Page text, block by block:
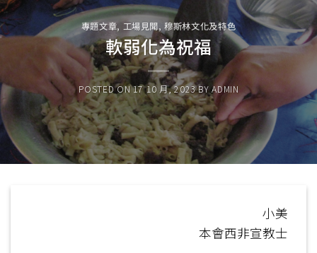
專題文章, 工場見聞,穆斯林文化及特色
軟弱化為祝福
POSTED ON17 10 月, 2023 BYADMIN
小美
本會西非宣教士